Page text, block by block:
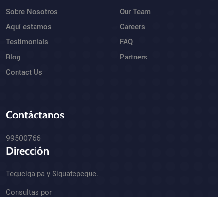
Sobre Nosotros
Aquí estamos
Testimonials
Blog
Contact Us
Our Team
Careers
FAQ
Partners
Contáctanos
99500766
Dirección
Tegucigalpa y Siguatepeque.
Consultas por